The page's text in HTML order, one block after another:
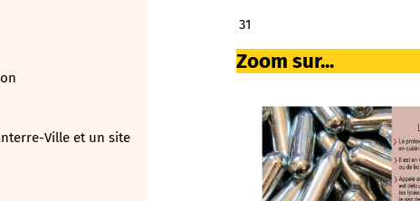
Ville et un site
31
Zoom sur...